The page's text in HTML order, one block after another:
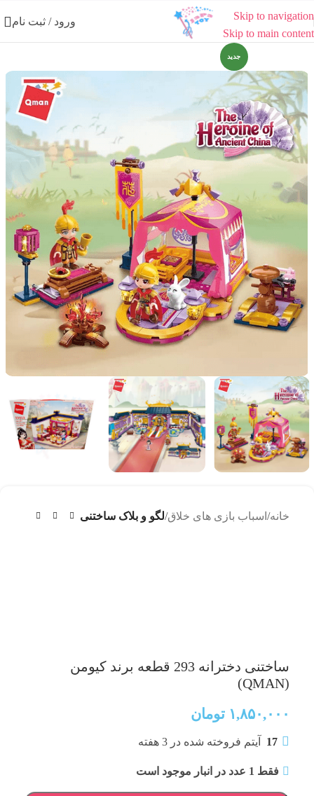
Skip to navigation
Skip to main content
ورود / ثبت نام
جدید
خانه اسباب بازی های خلاق لگو و بلاک ساختنی
ساختنی دخترانه 293 قطعه برند کیومن
(QMAN)
۱,۸۵۰,۰۰۰ تومان
17 آیتم فروخته شده در 3 هفته
فقط 1 عدد در انبار موجود است